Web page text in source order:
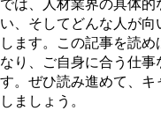
い、そしてどんな人が
します。この記事を読
なり、ご自身に合う仕
す。ぜひ読み進めて、
しましょう。